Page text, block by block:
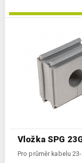
Vložka SPG
Pro průměr kabelu